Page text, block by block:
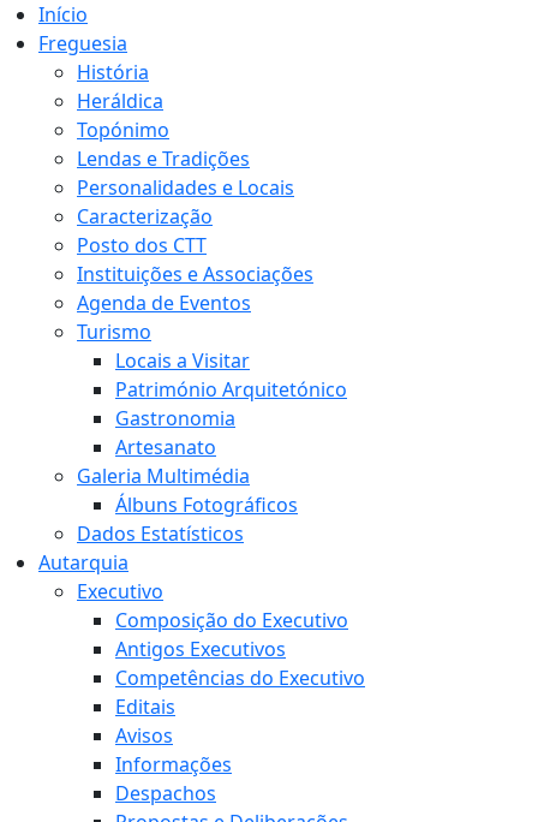
Início
Freguesia
História
Heráldica
Topónimo
Lendas e Tradições
Personalidades e Locais
Caracterização
Posto dos CTT
Instituições e Associações
Agenda de Eventos
Turismo
Locais a Visitar
Património Arquitetónico
Gastronomia
Artesanato
Galeria Multimédia
Álbuns Fotográficos
Dados Estatísticos
Autarquia
Executivo
Composição do Executivo
Antigos Executivos
Competências do Executivo
Editais
Avisos
Informações
Despachos